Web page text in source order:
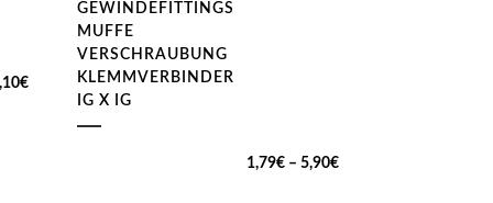
€Preisspanne:
GEWINDEFITTINGS
MUFFE
VERSCHRAUBUNG
KLEMMVERBINDER
IG X IG
1,79€ – 5,90€Preisspanne: